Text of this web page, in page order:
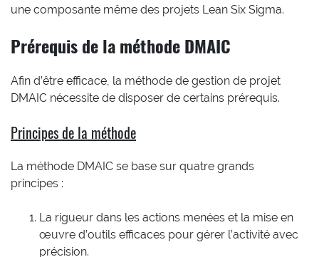
une composante même des projets Lean Six Sigma.
Prérequis de la méthode DMAIC
Afin d’être efficace, la méthode de gestion de projet
DMAIC nécessite de disposer de certains prérequis.
Principes de la méthode
La méthode DMAIC se base sur quatre grands
principes :
La rigueur dans les actions menées et la mise en
œuvre d’outils efficaces pour gérer l’activité avec
précision.